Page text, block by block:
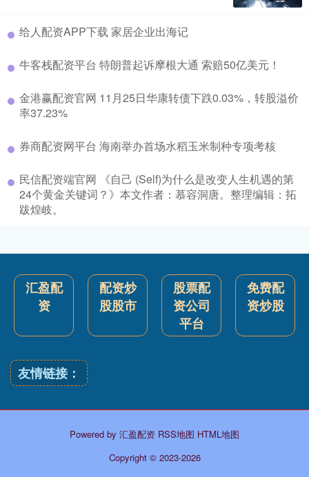
给人配资APP下载 家居企业出海记
牛客栈配资平台 特朗普起诉摩根大通 索赔50亿美元！
金港赢配资官网 11月25日华康转债下跌0.03%，转股溢价
率37.23%
券商配资网平台 海南举办首场水稻玉米制种专项考核
民信配资端官网 《自己 (Self)为什么是改变人生机遇的第
24个黄金关键词？》本文作者：慕容洞唐。整理编辑：拓
跋煌岐。
汇盈配
资
配资炒
股股市
股票配
资公司
平台
免费配
资炒股
友情链接：
Powered by 汇盈配资 RSS地图 HTML地图
Copyright © 2023-2026